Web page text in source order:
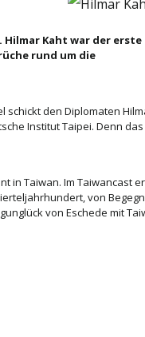
Kaht war der
rund um die
schickt den Diplomaten
Institut Taipei. Denn
in Taiwan. Im Taiwancast
von
von Eschede mit